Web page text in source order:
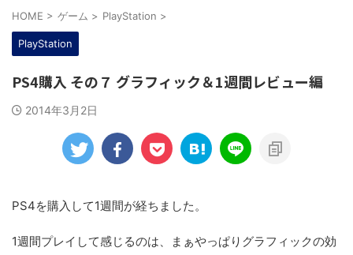
HOME > ゲーム > PlayStation >
PlayStation
PS4購入 その７ グラフィック＆1週間レビュー編
2014年3月2日
PS4を購入して1週間が経ちました。
1週間プレイして感じるのは、まぁやっぱりグラフィックの効